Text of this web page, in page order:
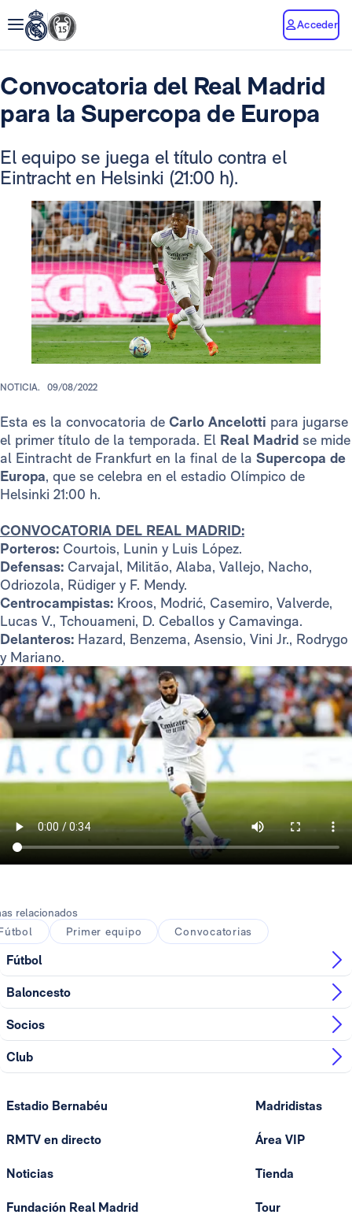
Acceder
Convocatoria del Real Madrid
para la Supercopa de Europa
El equipo se juega el título contra el
Eintracht en Helsinki (21:00 h).
NOTICIA. 09/08/2022
Esta es la convocatoria de Carlo Ancelotti para jugarse
el primer título de la temporada. El Real Madrid se mide
al Eintracht de Frankfurt en la final de la Supercopa de
Europa, que se celebra en el estadio Olímpico de
Helsinki 21:00 h.
CONVOCATORIA DEL REAL MADRID:
Porteros: Courtois, Lunin y Luis López.
Defensas: Carvajal, Militão, Alaba, Vallejo, Nacho,
Odriozola, Rüdiger y F. Mendy.
Centrocampistas: Kroos, Modrić, Casemiro, Valverde,
Lucas V., Tchouameni, D. Ceballos y Camavinga.
Delanteros: Hazard, Benzema, Asensio, Vini Jr., Rodrygo
y Mariano.
relacionados
Primer equipo Convocatorias
Fútbol
Baloncesto
Socios
Club
Estadio Bernabéu
RMTV en directo
Noticias
Fundación Real Madrid
Madridistas
Área VIP
Tienda
Tour